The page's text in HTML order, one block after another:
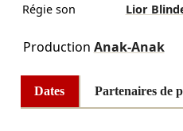
Régie son Lior
Production Anak-Anak
Dates Partenaires de